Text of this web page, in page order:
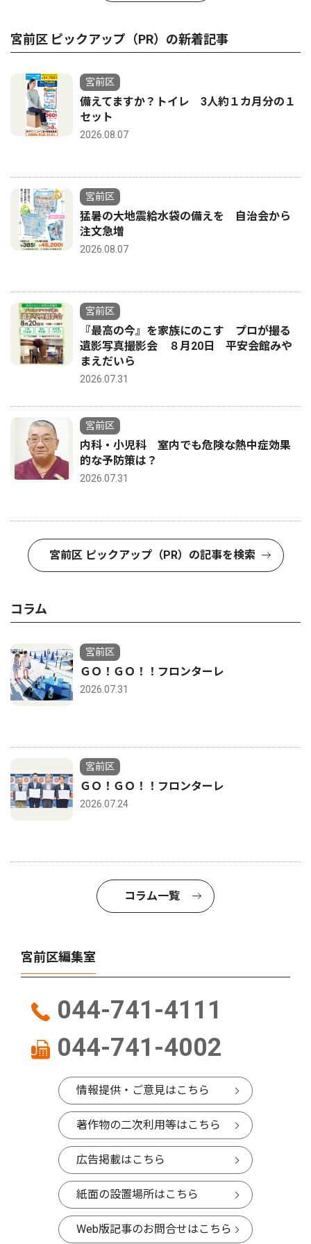
宮前区 ピックアップ（PR）の新着記事
宮前区
備えてますか？トイレ 3人約１カ月分の１
セット
2026.08.07
宮前区
猛暑の大地震給水袋の備えを 自治会から
注文急増
2026.08.07
宮前区
『最高の今』を家族にのこす プロが撮る
遺影写真撮影会 ８月20日 平安会館みや
まえだいら
2026.07.31
宮前区
内科・小児科 室内でも危険な熱中症効果
的な予防策は？
2026.07.31
宮前区 ピックアップ（PR）の記事を検索
コラム
宮前区
ＧＯ！ＧＯ！！フロンターレ
2026.07.31
宮前区
ＧＯ！ＧＯ！！フロンターレ
2026.07.24
コラム一覧
宮前区編集室
044-741-4111
044-741-4002
情報提供・ご意見はこちら
著作物の二次利用等はこちら
広告掲載はこちら
紙面の設置場所はこちら
Web版記事のお問合せはこちら